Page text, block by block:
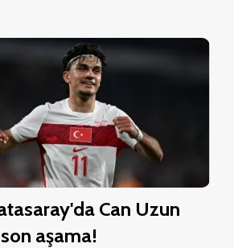
Can Uzun
aşama!